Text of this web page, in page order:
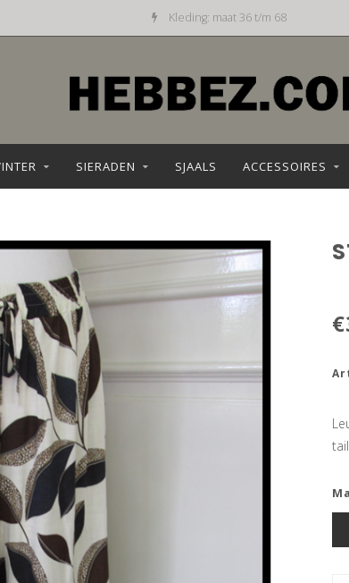
Kleding: maat 36 t/m 68
SIERADEN SJAALS ACCESSOIRES